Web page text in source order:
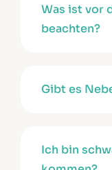
Was ist vor
beachten?
Gibt es
Ich bin